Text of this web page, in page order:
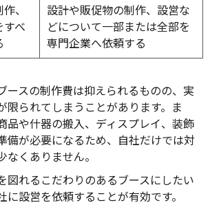
、
すべ
設計や販促物の制作、設営な
どについて一部または全部を
専門企業へ依頼する
ースの制作費は抑えられるものの、実
限られてしまうことがあります。ま
品や什器の搬入、ディスプレイ、装飾
備が必要になるため、自社だけでは対
くありません。
図れるこだわりのあるブースにしたい
設営を依頼することが有効です。